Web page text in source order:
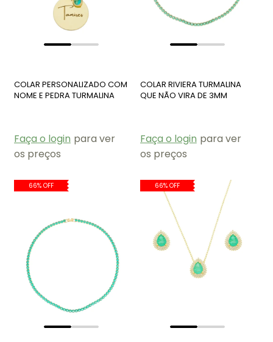
COLAR PERSONALIZADO COM
NOME E PEDRA TURMALINA
Faça o login para ver
os preços
COLAR RIVIERA TURMALINA
QUE NÃO VIRA DE 3MM
Faça o login para ver
os preços
66% OFF 66% OFF